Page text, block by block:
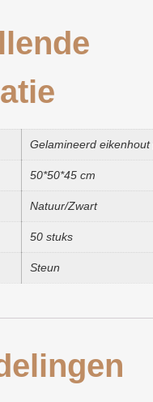
Gelamineerd eikenhout
50*50*45 cm
Natuur/Zwart
50 stuks
Steun